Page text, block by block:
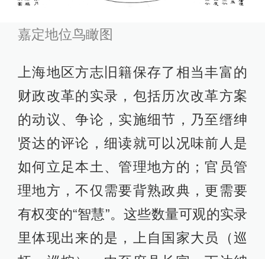
嘉定地位鸟瞰图
上海地区方志旧籍保存了相当丰富的
财政改革的实录，包括历次改革方案
的动议、争论，实施细节，乃至缙绅
贤达的评论，细读就可以况味前人是
如何立足本土、管理地方的；官员管
理地方，不仅需要背熟政典，更需要
有权变的“智慧”。这些数量可观的实录
里体现出来的是，上自国家大员（巡